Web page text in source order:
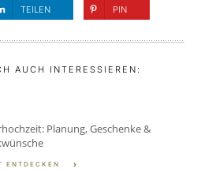
TEILEN PIN
AUCH INTERESSIEREN:
Planung, Geschenke &
ENTDECKEN